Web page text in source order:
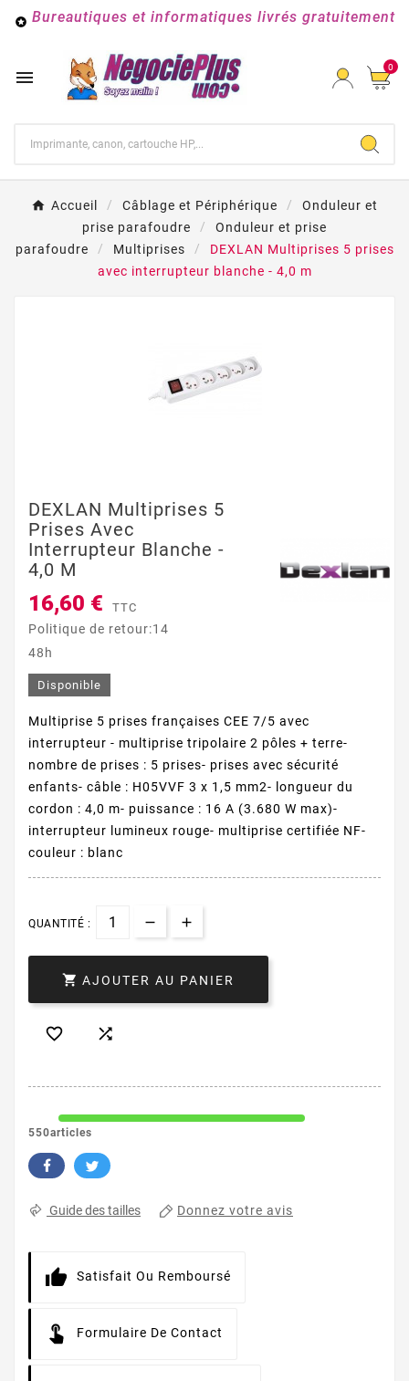
 Bureautiques et informatiques livrés gratuitement
 0
Accueil Câblage et Périphérique
Onduleur et
prise parafoudre
Onduleur et prise
parafoudre
Multiprises
DEXLAN Multiprises 5 prises
avec interrupteur blanche - 4,0 m
DEXLAN Multiprises 5
Prises Avec
Interrupteur Blanche -
4,0 M
16,60 € TTC
Politique de retour:14
48h
Disponible
Multiprise 5 prises françaises CEE 7/5 avec
interrupteur - multiprise tripolaire 2 pôles + terre-
nombre de prises : 5 prises- prises avec sécurité
enfants- câble : H05VVF 3 x 1,5 mm2- longueur du
cordon : 4,0 m- puissance : 16 A (3.680 W max)-
interrupteur lumineux rouge- multiprise certifiée NF-
couleur : blanc
QUANTITÉ :
 AJOUTER AU PANIER
 
550articles
Guide des tailles Donnez votre avis
Satisfait Ou Remboursé
Formulaire De Contact